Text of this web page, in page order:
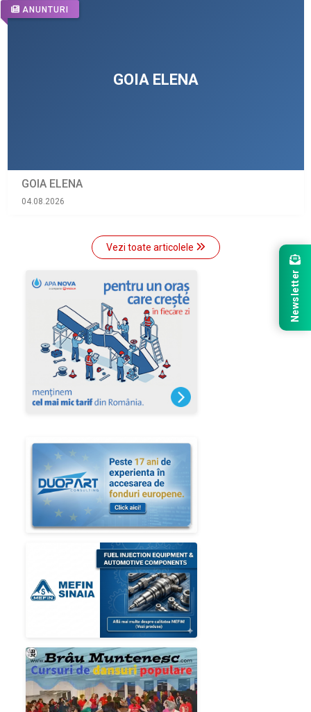
ANUNTURI
GOIA ELENA
04.08.2026
Vezi toate articolele
Newsletter